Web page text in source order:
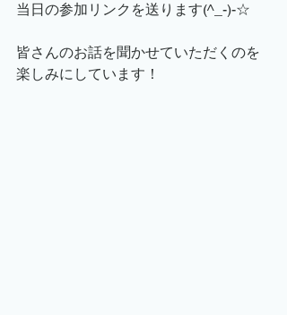
当日の参加リンクを送ります(^_-)-☆
皆さんのお話を聞かせていただくのを
楽しみにしています！